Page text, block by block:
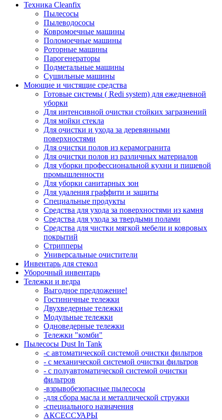
Техника Cleanfix
Пылесосы
Пылеводососы
Ковромоечные машины
Поломоечные машины
Роторные машины
Парогенераторы
Подметальные машины
Сушильные машины
Моющие и чистящие средства
Готовые системы ( Redi system) для ежедневной
уборки
Для интенсивной очистки стойких загразнений
Для мойки стекла
Для очистки и ухода за деревянными
поверхностями
Для очистки полов из керамогранита
Для очистки полов из различных материалов
Для уборки профессиональной кухни и пищевой
промышленности
Для уборки санитарных зон
Для удаления граффити и защиты
Специальные продукты
Средства для ухода за поверхностями из камня
Средства для ухода за твердыми полами
Средства для чистки мягкой мебели и ковровых
покрытий
Стрипперы
Универсальные очистители
Инвентарь для стекол
Уборочный инвентарь
Тележки и ведра
Выгодное предложение!
Гостиничные тележки
Двухведерные тележки
Модульные тележки
Одноведерные тележки
Тележки "комби"
Пылесосы Dust In Tank
-с автоматической системой очистки фильтров
- с механической системой очистки фильтров
- с полуавтоматической системой очистки
фильтров
-взрывобезопасные пылесосы
-для сбора масла и металлической стружки
-специального назначения
АКСЕССУАРЫ